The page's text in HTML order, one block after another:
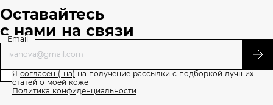
Оставайтесь
с нами на связи
Email
Я согласен (-на) на получение рассылки с подборкой лучших
статей о моей коже
Политика конфиденциальности